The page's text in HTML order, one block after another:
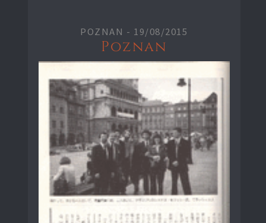
POZNAN - 19/08/2015
Poznan